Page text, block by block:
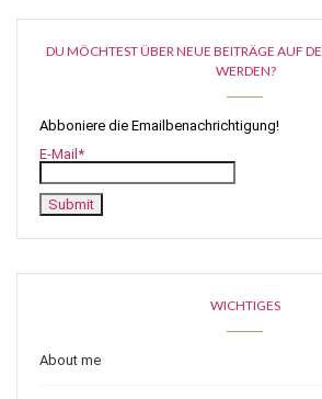
DU MÖCHTEST ÜBER NEUE BEITRÄGE AUF
WERDEN?
Abboniere die Emailbenachrichtigung!
E-Mail*
WICHTIGES
About me